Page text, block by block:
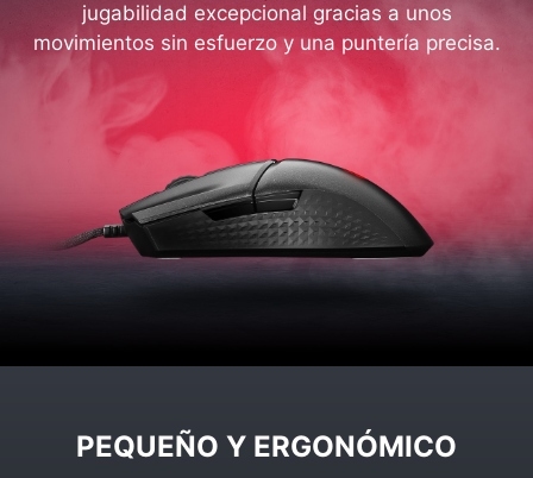
jugabilidad excepcional gracias a unos
movimientos sin esfuerzo y una puntería precisa.
PEQUEÑO Y ERGONÓMICO